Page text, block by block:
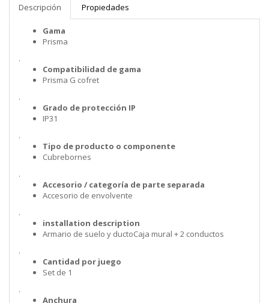
Descripción Propiedades
Gama
Prisma
.
Compatibilidad de gama
Prisma G cofret
.
Grado de protección IP
IP31
.
Tipo de producto o componente
Cubrebornes
.
Accesorio / categoría de parte separada
Accesorio de envolvente
.
installation description
Armario de suelo y ductoCaja mural + 2 conductos
.
Cantidad por juego
Set de 1
.
Anchura